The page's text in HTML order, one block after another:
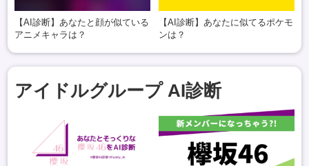
【AI診断】あなたと顔が似ている
アニメキャラは？
【AI診断】あなたに似てるポケモ
ンは？
アイドルグループ AI診断